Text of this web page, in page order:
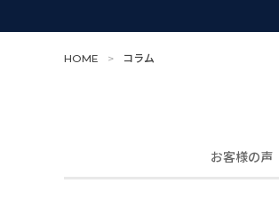
HOME > コラム
お客様の声